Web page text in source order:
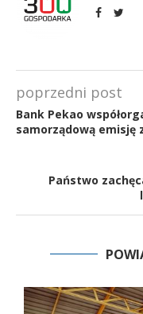
poprzedni post
Bank Pekao
samorządową emisję
Państwo